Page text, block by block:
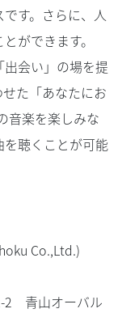
す。さらに、人
ができます。
会い」の場を提
た「あなたにお
音楽を楽しみな
聴くことが可能
Co.,Ltd.)
2 青山オーバル